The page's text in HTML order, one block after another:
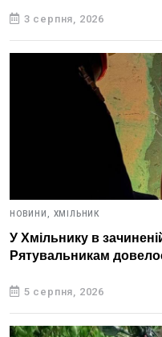
3 серпня, 2026
НОВИНИ, ХМІЛЬНИК
У Хмільнику в
Рятувальникам
5 серпня, 2026